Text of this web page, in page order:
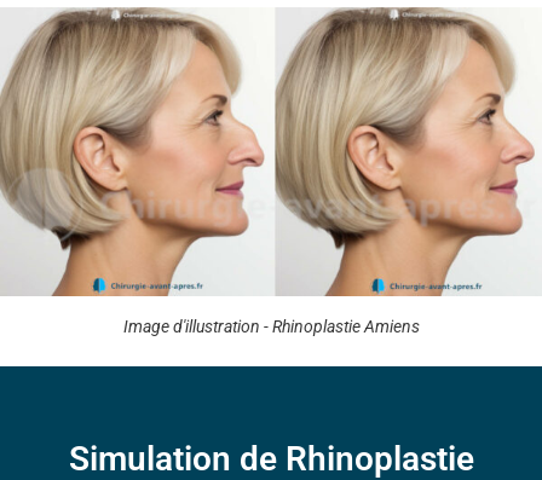
Image d'illustration - Rhinoplastie Amiens
Simulation de Rhinoplastie